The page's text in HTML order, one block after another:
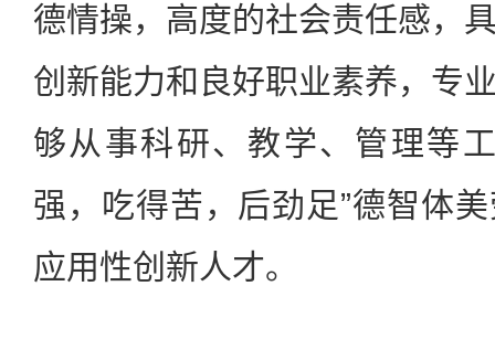
德情操，高度的社会责任感，
创新能力和良好职业素养，专
够从事科研、教学、管理等
强，吃得苦，后劲足”德智体
应用性创新人才。